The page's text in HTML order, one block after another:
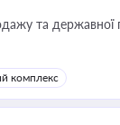
та державної
комплекс